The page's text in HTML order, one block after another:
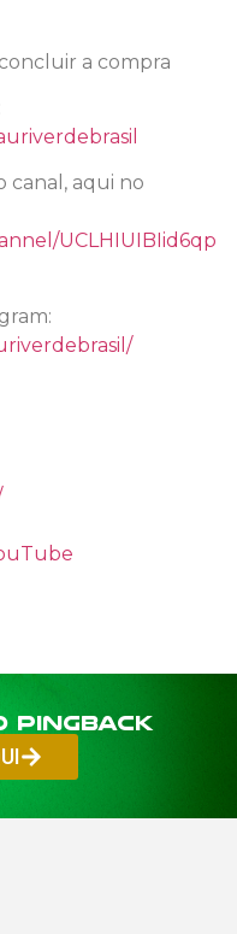
a compra
canal, aqui no
UCLHIUIBIid6qp